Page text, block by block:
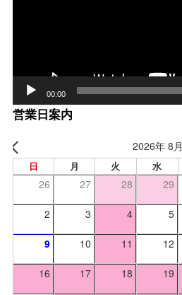
00:00
営業日案内
2026年 8月
日 月 火 水
26 27 28 29
2 3 4 5
9 10 11 12
16 17 18 19